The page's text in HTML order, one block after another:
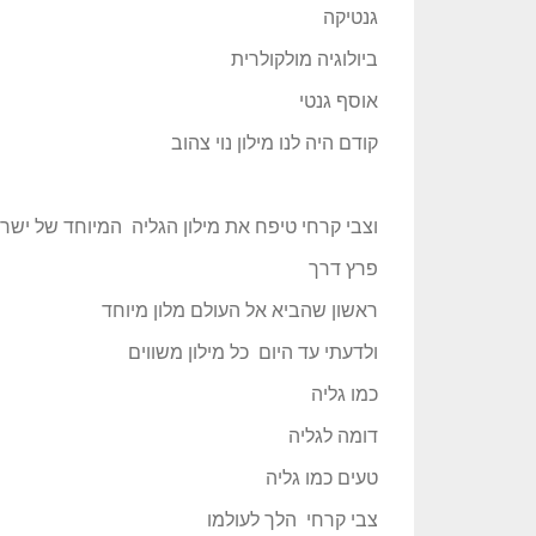
גנטיקה
ביולוגיה מולקולרית
אוסף גנטי
קודם היה לנו מילון נוי צהוב
וצבי קרחי טיפח את מילון הגליה המיוחד של
פרץ דרך
ראשון שהביא אל העולם מלון מיוחד
ולדעתי עד היום כל מילון משווים
כמו גליה
דומה לגליה
טעים כמו גליה
צבי קרחי הלך לעולמו